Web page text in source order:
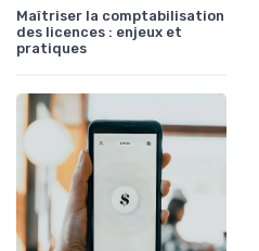
Maîtriser la comptabilisation
des licences : enjeux et
pratiques